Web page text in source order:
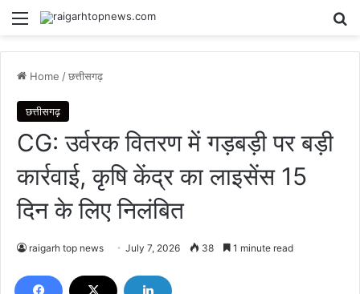
Menu
Home /छत्तीसगढ़
छत्तीसगढ़
CG: उर्वरक वितरण में गड़बड़ी पर बड़ी
कार्रवाई, कृषि केंद्र का लाइसेंस 15
दिन के लिए निलंबित
raigarh top news July 7, 2026 38 1 minute read